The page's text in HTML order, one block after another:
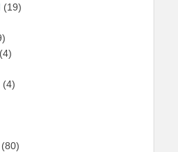
(19)
(4)
(4)
(80)